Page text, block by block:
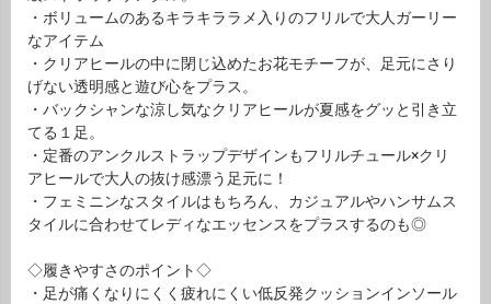
・ボリュームのあるキラキララメ入りのフリルで大人ガーリー
なアイテム
・クリアヒールの中に閉じ込めたお花モチーフが、足元にさり
げない透明感と遊び心をプラス。
・バックシャンな涼し気なクリアヒールが夏感をグッと引き立
てる１足。
・定番のアンクルストラップデザインもフリルチュール×クリ
アヒールで大人の抜け感漂う足元に！
・フェミニンなスタイルはもちろん、カジュアルやハンサムス
タイルに合わせてレディなエッセンスをプラスするのも◎
◇履きやすさのポイント◇
・足が痛くなりにくく疲れにくい低反発クッションインソール